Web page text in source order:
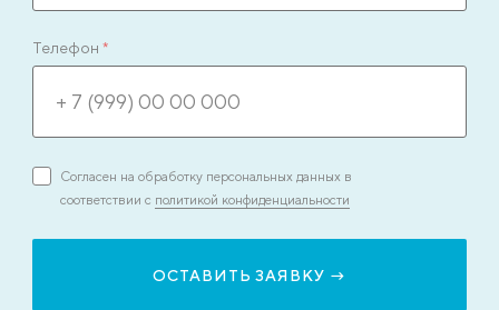
Телефон *
Согласен на обработку персональных данных в
соответствии с политикой конфиденциальности